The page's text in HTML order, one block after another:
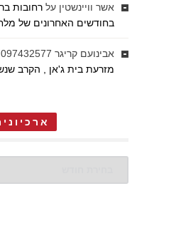
אשר וויינשטין על רחובות
בחודשים האחרונים של
אבינועם קריגר 097432577
מזרעת בית ג'אן , הקרב